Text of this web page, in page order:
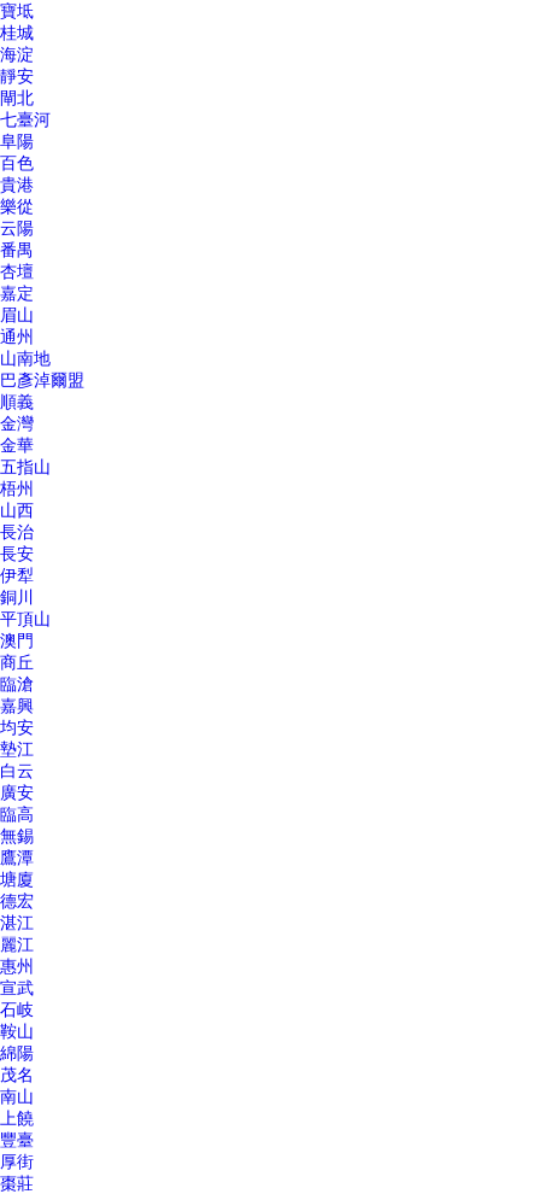
寶坻
桂城
海淀
靜安
閘北
七臺河
阜陽
百色
貴港
樂從
云陽
番禺
杏壇
嘉定
眉山
通州
山南地
巴彥淖爾盟
順義
金灣
金華
五指山
梧州
山西
長治
長安
伊犁
銅川
平頂山
澳門
商丘
臨滄
嘉興
均安
墊江
白云
廣安
臨高
無錫
鷹潭
塘廈
德宏
湛江
麗江
惠州
宣武
石岐
鞍山
綿陽
茂名
南山
上饒
豐臺
厚街
棗莊